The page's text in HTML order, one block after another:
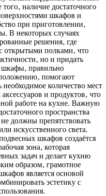
наличие достаточного
шкафов и
при приготовлении‚
В некоторых случаях
решения‚ где
открытыми полками‚ что
но и придать
шкафы‚ правильно
помогают
количество мест
и продуктов‚ что
работе на кухне. Важную
пространства
должны препятствовать
искусственного света.
шкафов создаётся
зона‚ которая
задач и делает кухню
образом‚ грамотное
является основой
эстетику с